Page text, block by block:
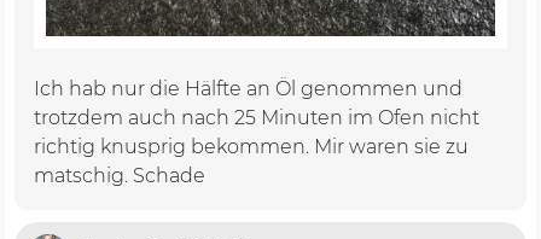
Ich hab nur die Hälfte an Öl genommen und
trotzdem auch nach 25 Minuten im Ofen nicht
richtig knusprig bekommen. Mir waren sie zu
matschig. Schade